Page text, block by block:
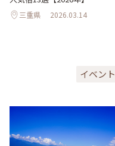
三重県 2026.03.14
イベント